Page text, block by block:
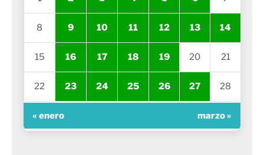
8 9 10 11 12 13 14
15 16 17 18 19 20 21
22 23 24 25 26 27 28
« enero marzo »